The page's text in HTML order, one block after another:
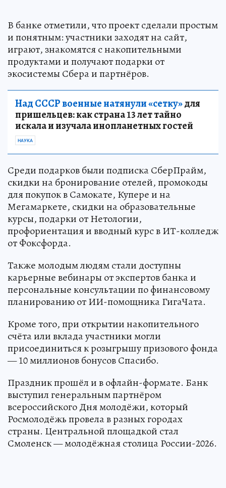
В банке отметили, что проект сделали простым
и понятным: участники заходят на сайт,
играют, знакомятся с накопительными
продуктами и получают подарки от
экосистемы Сбера и партнёров.
Над СССР военные натянули «сетку»для
пришельцев: как страна 13 лет тайно
искала и изучала инопланетных гостей
НАУКА
Среди подарков были подписка СберПрайм,
скидки на бронирование отелей, промокоды
для покупок в Самокате, Купере и на
Мегамаркете, скидки на образовательные
курсы, подарки от Нетологии,
профориентация и вводный курс в ИТ-колледж
от Фоксфорда.
Также молодым людям стали доступны
карьерные вебинары от экспертов банка и
персональные консультации по финансовому
планированию от ИИ-помощника ГигаЧата.
Кроме того, при открытии накопительного
счёта или вклада участники могли
присоединиться к розыгрышу призового фонда
— 10 миллионов бонусов Спасибо.
Праздник прошёл и в офлайн-формате. Банк
выступил генеральным партнёром
всероссийского Дня молодёжи, который
Росмолодёжь провела в разных городах
страны. Центральной площадкой стал
Смоленск — молодёжная столица России-2026.